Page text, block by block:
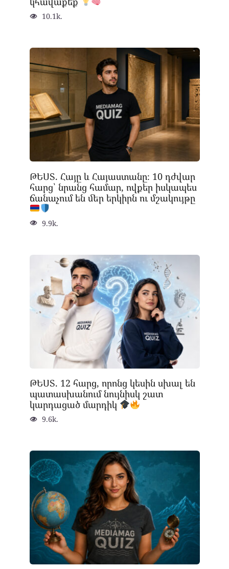
10.1k.
ԹԵՍՏ. Հայը և Հայաստանը։ 10 դժվար
հարց՝ նրանց համար, ովքեր իսկապես
ճանաչում են մեր երկիրն ու մշակույթը
9.9k.
ԹԵՍՏ. 12 հարց, որոնց կեսին սխալ են
պատասխանում նույնիսկ շատ
կարդացած մարդիկ
9.6k.